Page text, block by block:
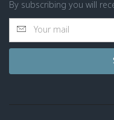
By subscribing you will